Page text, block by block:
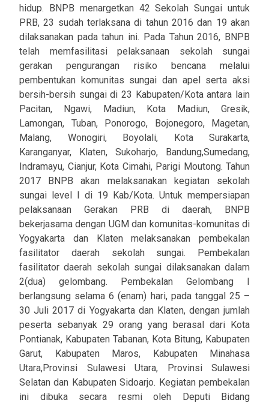
hidup. BNPB menargetkan 42 Sekolah Sungai untuk
PRB, 23 sudah terlaksana di tahun 2016 dan 19 akan
dilaksanakan pada tahun ini. Pada Tahun 2016, BNPB
telah memfasilitasi pelaksanaan sekolah sungai
gerakan pengurangan risiko bencana melalui
pembentukan komunitas sungai dan apel serta aksi
bersih-bersih sungai di 23 Kabupaten/Kota antara lain
Pacitan, Ngawi, Madiun, Kota Madiun, Gresik,
Lamongan, Tuban, Ponorogo, Bojonegoro, Magetan,
Malang, Wonogiri, Boyolali, Kota Surakarta,
Karanganyar, Klaten, Sukoharjo, Bandung,Sumedang,
Indramayu, Cianjur, Kota Cimahi, Parigi Moutong. Tahun
2017 BNPB akan melaksanakan kegiatan sekolah
sungai level I di 19 Kab/Kota. Untuk mempersiapan
pelaksanaan Gerakan PRB di daerah, BNPB
bekerjasama dengan UGM dan komunitas-komunitas di
Yogyakarta dan Klaten melaksanakan pembekalan
fasilitator daerah sekolah sungai. Pembekalan
fasilitator daerah sekolah sungai dilaksanakan dalam
2(dua) gelombang. Pembekalan Gelombang I
berlangsung selama 6 (enam) hari, pada tanggal 25 –
30 Juli 2017 di Yogyakarta dan Klaten, dengan jumlah
peserta sebanyak 29 orang yang berasal dari Kota
Pontianak, Kabupaten Tabanan, Kota Bitung, Kabupaten
Garut, Kabupaten Maros, Kabupaten Minahasa
Utara,Provinsi Sulawesi Utara, Provinsi Sulawesi
Selatan dan Kabupaten Sidoarjo. Kegiatan pembekalan
ini dibuka secara resmi oleh Deputi Bidang